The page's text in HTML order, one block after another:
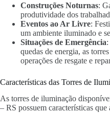
Construções Noturnas:
produtividade dos
Eventos ao Ar Livre:
um ambiente iluminado e
Situações de Emergência
quedas de energia, as
operações de resgate e
Características das Torres de
As torres de iluminação
– RS possuem características que